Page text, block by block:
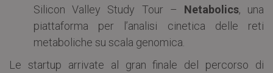
Silicon Valley Study Tour – Netabolics, una
piattaforma per l’analisi cinetica delle reti
metaboliche su scala genomica.
Le startup arrivate al gran finale del percorso di